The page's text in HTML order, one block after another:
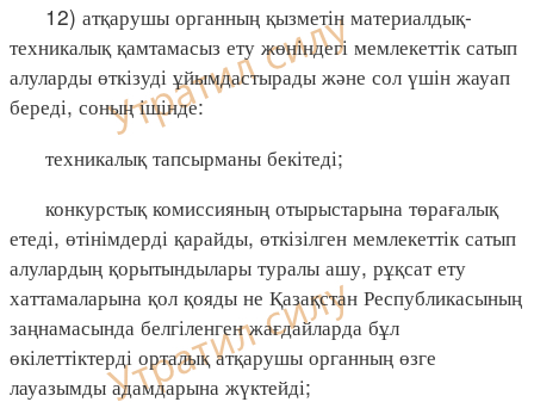
12) атқарушы органның қызметін материалдық-
техникалық қамтамасыз ету жөніндегі мемлекеттік сатып
алуларды өткізуді ұйымдастырады және сол үшін жауап
береді, соның ішінде:
техникалық тапсырманы бекітеді;
конкурстық комиссияның отырыстарына төрағалық
етеді, өтінімдерді қарайды, өткізілген мемлекеттік сатып
алулардың қорытындылары туралы ашу, рұқсат ету
хаттамаларына қол қояды не Қазақстан Республикасының
заңнамасында белгіленген жағдайларда бұл
өкілеттіктерді орталық атқарушы органның өзге
лауазымды адамдарына жүктейді;